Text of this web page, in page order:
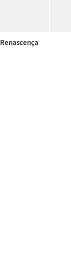
Renascença